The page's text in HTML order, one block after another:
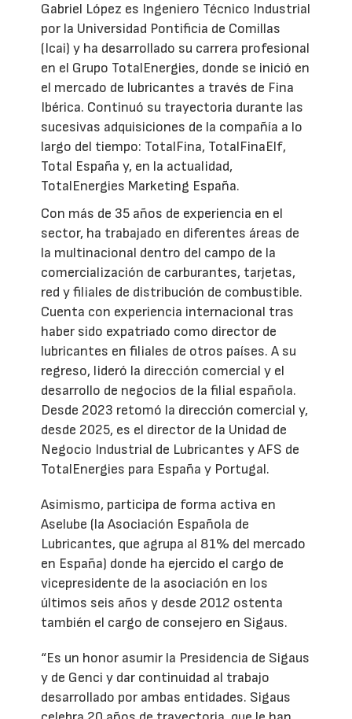
Gabriel López es Ingeniero Técnico Industrial
por la Universidad Pontificia de Comillas
(Icai) y ha desarrollado su carrera profesional
en el Grupo TotalEnergies, donde se inició en
el mercado de lubricantes a través de Fina
Ibérica. Continuó su trayectoria durante las
sucesivas adquisiciones de la compañía a lo
largo del tiempo: TotalFina, TotalFinaElf,
Total España y, en la actualidad,
TotalEnergies Marketing España.
Con más de 35 años de experiencia en el
sector, ha trabajado en diferentes áreas de
la multinacional dentro del campo de la
comercialización de carburantes, tarjetas,
red y filiales de distribución de combustible.
Cuenta con experiencia internacional tras
haber sido expatriado como director de
lubricantes en filiales de otros países. A su
regreso, lideró la dirección comercial y el
desarrollo de negocios de la filial española.
Desde 2023 retomó la dirección comercial y,
desde 2025, es el director de la Unidad de
Negocio Industrial de Lubricantes y AFS de
TotalEnergies para España y Portugal.
Asimismo, participa de forma activa en
Aselube (la Asociación Española de
Lubricantes, que agrupa al 81% del mercado
en España) donde ha ejercido el cargo de
vicepresidente de la asociación en los
últimos seis años y desde 2012 ostenta
también el cargo de consejero en Sigaus.
“Es un honor asumir la Presidencia de Sigaus
y de Genci y dar continuidad al trabajo
desarrollado por ambas entidades. Sigaus